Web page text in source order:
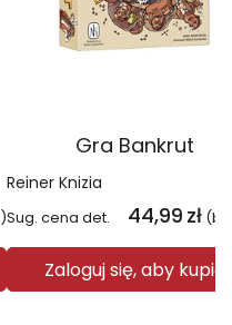
Gra Bankrut
Reiner Knizia
Sug. cena det. 44,99 zł
Zaloguj się, aby kupić